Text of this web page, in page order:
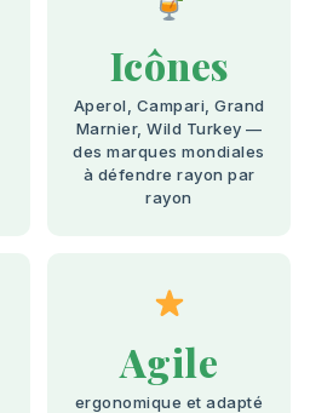
Icônes
Aperol, Campari, Grand
Marnier, Wild Turkey —
des marques mondiales
à défendre rayon par
rayon
Agile
ergonomique et adapté